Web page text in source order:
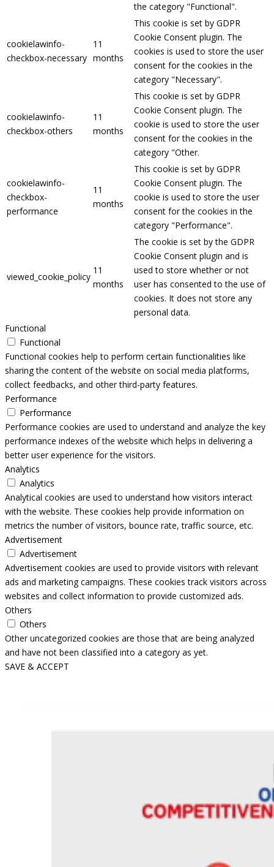
the category "Functional".
cookielawinfo-
checkbox-necessary
11
months
This cookie is set by GDPR
Cookie Consent plugin. The
cookies is used to store the user
consent for the cookies in the
category "Necessary".
cookielawinfo-
checkbox-others
11
months
This cookie is set by GDPR
Cookie Consent plugin. The
cookie is used to store the user
consent for the cookies in the
category "Other.
cookielawinfo-
checkbox-
performance
11
months
This cookie is set by GDPR
Cookie Consent plugin. The
cookie is used to store the user
consent for the cookies in the
category "Performance".
viewed_cookie_policy
11
months
The cookie is set by the GDPR
Cookie Consent plugin and is
used to store whether or not
user has consented to the use of
cookies. It does not store any
personal data.
Functional
Functional
Functional cookies help to perform certain functionalities like
sharing the content of the website on social media platforms,
collect feedbacks, and other third-party features.
Performance
Performance
Performance cookies are used to understand and analyze the key
performance indexes of the website which helps in delivering a
better user experience for the visitors.
Analytics
Analytics
Analytical cookies are used to understand how visitors interact
with the website. These cookies help provide information on
metrics the number of visitors, bounce rate, traffic source, etc.
Advertisement
Advertisement
Advertisement cookies are used to provide visitors with relevant
ads and marketing campaigns. These cookies track visitors across
websites and collect information to provide customized ads.
Others
Others
Other uncategorized cookies are those that are being analyzed
and have not been classified into a category as yet.
SAVE & ACCEPT